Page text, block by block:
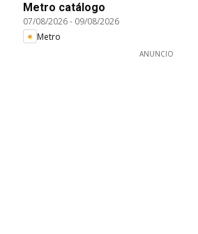
Metro catálogo
07/08/2026- 09/08/2026
Metro
ANUNCIO